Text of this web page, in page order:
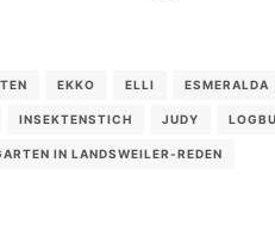
EKKO ELLI ESMERALDA
INSEKTENSTICH JUDY
IN LANDSWEILER-REDEN